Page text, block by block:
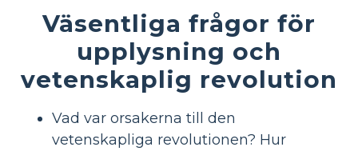
Väsentliga frågor för
upplysning och
vetenskaplig revolution
Vad var orsakerna till den
vetenskapliga revolutionen? Hur